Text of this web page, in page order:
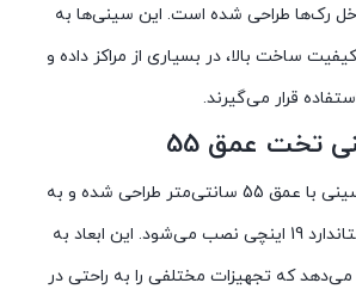
رک‌ها طراحی شده است. این سینی‌ها به
ساخت بالا، در بسیاری از مراکز داده و
قرار می‌گیرند.
تخت عمق 55
ابعاد و طراحی: این سینی با عمق 55 سانتی‌متر طراحی شده و به
راحتی در رک‌های استاندارد 19 اینچی نصب می‌شود. این ابعاد به
می‌دهد که تجهیزات مختلفی را به راحتی در